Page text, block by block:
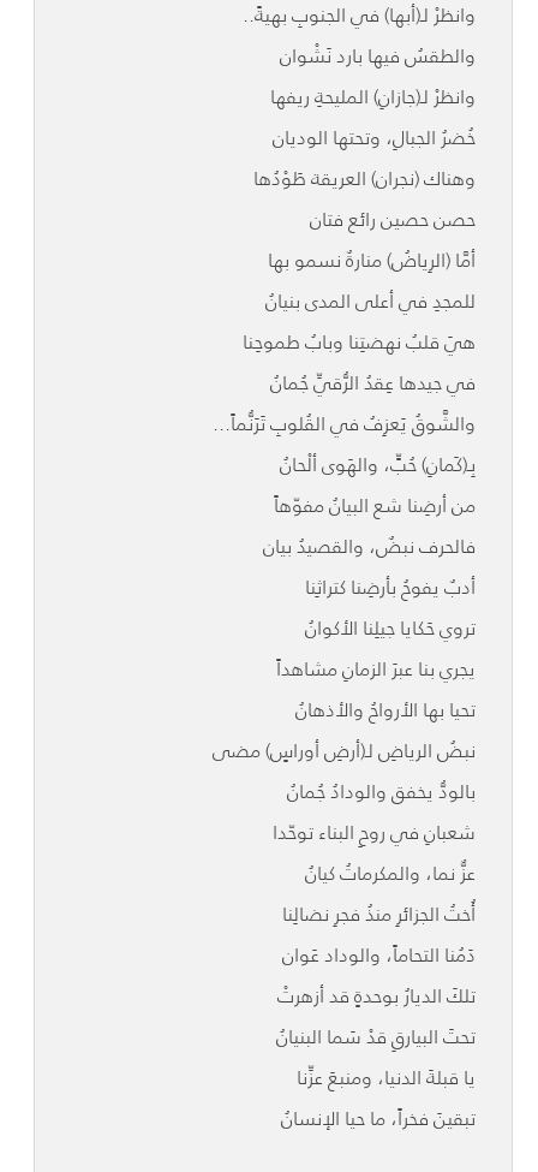
وانظرْ لـ(أبها) في الجنوبِ بهيةً..
والطقسُ فيها بارد نَشْوان
وانظرْ لـ(جازانِ) المليحةِ ريفها
خُضرُ الجبالِ، وتحتها الوديان
وهناك (نجران) العريقة طَوْدُها
حصن حصين رائع فتان
أمَّا (الرِياضُ) منارةٌ نسمو بها
للمجدِ في أعلى المدى بنيانُ
هيَ قلبُ نهضتِنا وبابُ طموحِنا
في جيدها عِقدُ الرُّقيِّ جُمانُ
والشَّوقُ يَعزِفُ في القُلوبِ تَرَنُّماً...
بِـ(كَمانِ) حُبٍّ، والهَوى ألْحانُ
من أرضِنا شع البيانُ مفوّهاً
فالحرف نبضٌ، والقصيدُ بيان
أدبٌ يفوحُ بأرضِنا كتراثِنا
تروي حَكايا جيلِنا الأكوانُ
يجري بنا عبرَ الزمانِ مشاهداً
تحيا بها الأرواحُ والأذهانُ
نبضُ الرياضِ لـ(أرضِ أوراسٍ) مضى
بالودُّ يخفق والودادُ جُمانُ
شعبانِ في روحِ البناء توحّدا
عزٌّ نما، والمكرماتُ كيانُ
أُختُ الجزائرِ منذُ فجرِ نضالِنا
دَمُنا التحاماً، والوداد عَوان
تلكَ الديارُ بوحدةٍ قد أزهرتْ
تحتَ البيارقِ قدْ سَما البنيانُ
يا قبلةَ الدنيا، ومنبعَ عزِّنا
تبقينَ فخراً، ما حيا الإنسانُ